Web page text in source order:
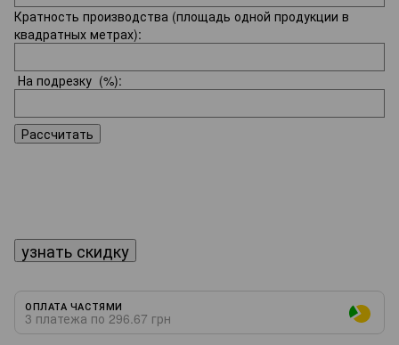
Кратность производства (площадь одной продукции в
квадратных метрах):
На подрезку (%):
Рассчитать
узнать скидку
ОПЛАТА ЧАСТЯМИ
3 платежа по 296.67 грн